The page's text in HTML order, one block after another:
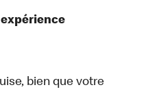
bien que votre